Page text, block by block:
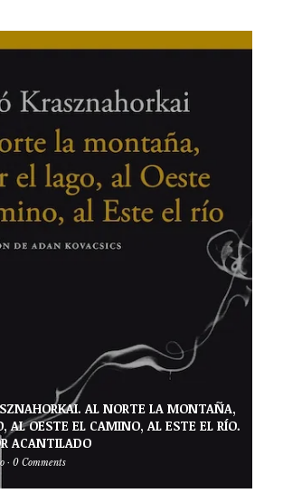
AL NORTE LA MONTAÑA,
AL OESTE EL CAMINO, AL ESTE EL RÍO.
ACANTILADO
· 0 Comments